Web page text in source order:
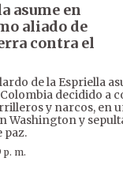
asume en
aliado de
contra el
de la Espriella
decidido a
y narcos, en
Washington y
paz.
p. m.